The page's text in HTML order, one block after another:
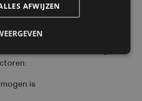
past bij jouw
type testament hangt af
is
AFWIJZEN